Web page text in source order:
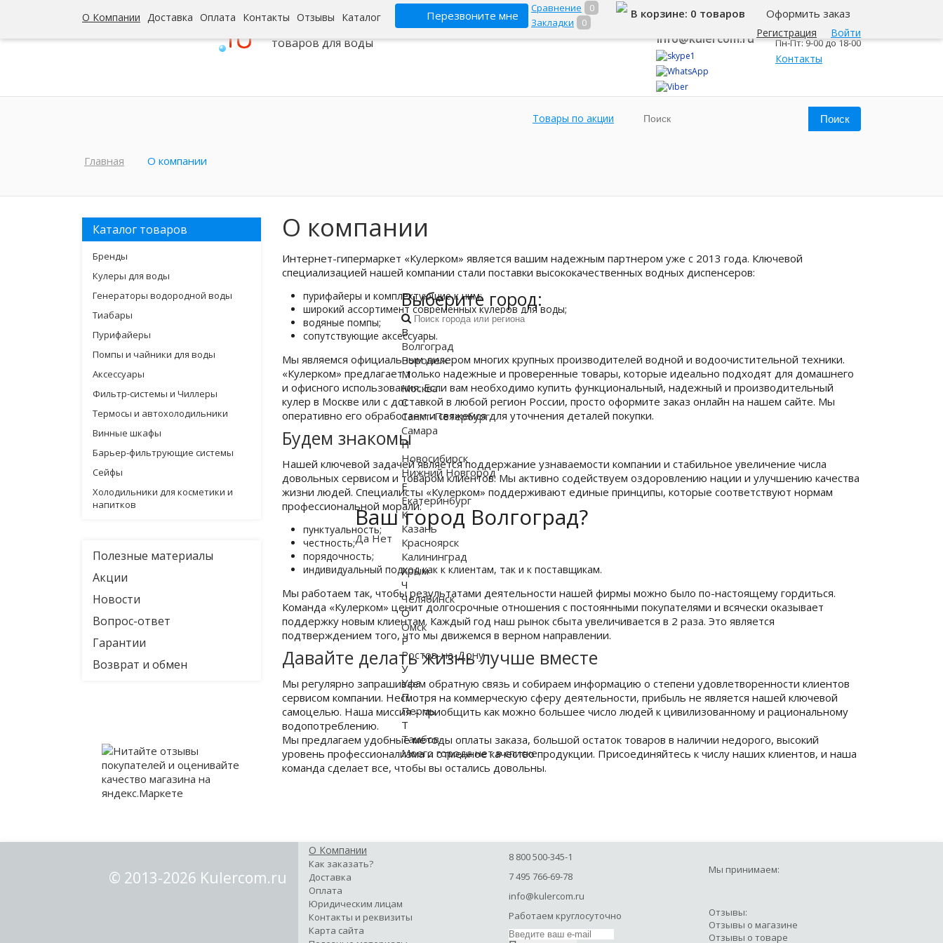
О Компании Доставка Оплата Контакты Отзывы Каталог Перезвоните мне
Сравнение
0
Закладки
0
Регистрация Войти
В корзине: 0 товаров Оформить заказ
Интернет-гипермаркет
товаров для воды
8 800 500-345-1
info@kulercom.ru
Самара
Пн-Пт: 9-00 до 18-00
Контакты
Товары по акции
Главная О компании
Каталог товаров
Бренды
Кулеры для воды
Генераторы водородной воды
Тиабары
Пурифайеры
Помпы и чайники для воды
Аксессуары
Фильтр-системы и Чиллеры
Термосы и автохолодильники
Винные шкафы
Барьер-фильтрующие системы
Сейфы
Холодильники для косметики и
напитков
Полезные материалы
Акции
Новости
Вопрос-ответ
Гарантии
Возврат и обмен
О компании
Интернет-гипермаркет «Кулерком» является вашим надежным партнером уже с 2013 года. Ключевой
специализацией нашей компании стали поставки высококачественных водных диспенсеров:
пурифайеры и комплектующие к ним;
широкий ассортимент современных кулеров для воды;
водяные помпы;
сопутствующие аксессуары.
Мы являемся официальным дилером многих крупных производителей водной и водоочистительной техники.
«Кулерком» предлагает только надежные и проверенные товары, которые идеально подходят для домашнего
и офисного использования. Если вам необходимо купить функциональный, надежный и производительный
кулер в Москве или с доставкой в любой регион России, просто оформите заказ онлайн на нашем сайте. Мы
оперативно его обработаем и свяжемся для уточнения деталей покупки.
Будем знакомы
Нашей ключевой задачей является поддержание узнаваемости компании и стабильное увеличение числа
довольных сервисом и товаром клиентов. Мы активно содействуем оздоровлению нации и улучшению качества
жизни людей. Специалисты «Кулерком» поддерживают единые принципы, которые соответствуют нормам
профессиональной морали:
пунктуальность;
честность;
порядочность;
индивидуальный подход как к клиентам, так и к поставщикам.
Мы работаем так, чтобы результатами деятельности нашей фирмы можно было по-настоящему гордиться.
Команда «Кулерком» ценит долгосрочные отношения с постоянными покупателями и всячески оказывает
поддержку новым клиентам. Каждый год наш рынок сбыта увеличивается в 2 раза. Это является
подтверждением того, что мы движемся в верном направлении.
Давайте делать жизнь лучше вместе
Мы регулярно запрашиваем обратную связь и собираем информацию о степени удовлетворенности клиентов
сервисом компании. Несмотря на коммерческую сферу деятельности, прибыль не является нашей ключевой
самоцелью. Наша миссия – приобщить как можно большее число людей к цивилизованному и рациональному
водопотреблению.
Мы предлагаем удобные методы оплаты заказа, большой остаток товаров в наличии недорого, высокий
уровень профессионализма и отменное качество продукции. Присоединяйтесь к числу наших клиентов, и наша
команда сделает все, чтобы вы остались довольны.
© 2013-2026 Kulercom.ru
О Компании
Как заказать?
Доставка
Оплата
Юридическим лицам
Контакты и реквизиты
Карта сайта
8 800 500-345-1
7 495 766-69-78
info@kulercom.ru
Работаем круглосуточно
Мы принимаем:
Отзывы:
Отзывы о магазине
Отзывы о товаре
Ваш город Волгоград?
Да Нет
Выберите город:
В
Волгоград
Воронеж
М
Москва
С
Санкт-Петербург
Самара
Н
Новосибирск
Нижний Новгород
Е
Екатеринбург
К
Казань
Красноярск
Калининград
Крым
Ч
Челябинск
О
Омск
Р
Ростов-на-Дону
У
Уфа
П
Пермь
Т
Тамбов
Моего города нет в списке